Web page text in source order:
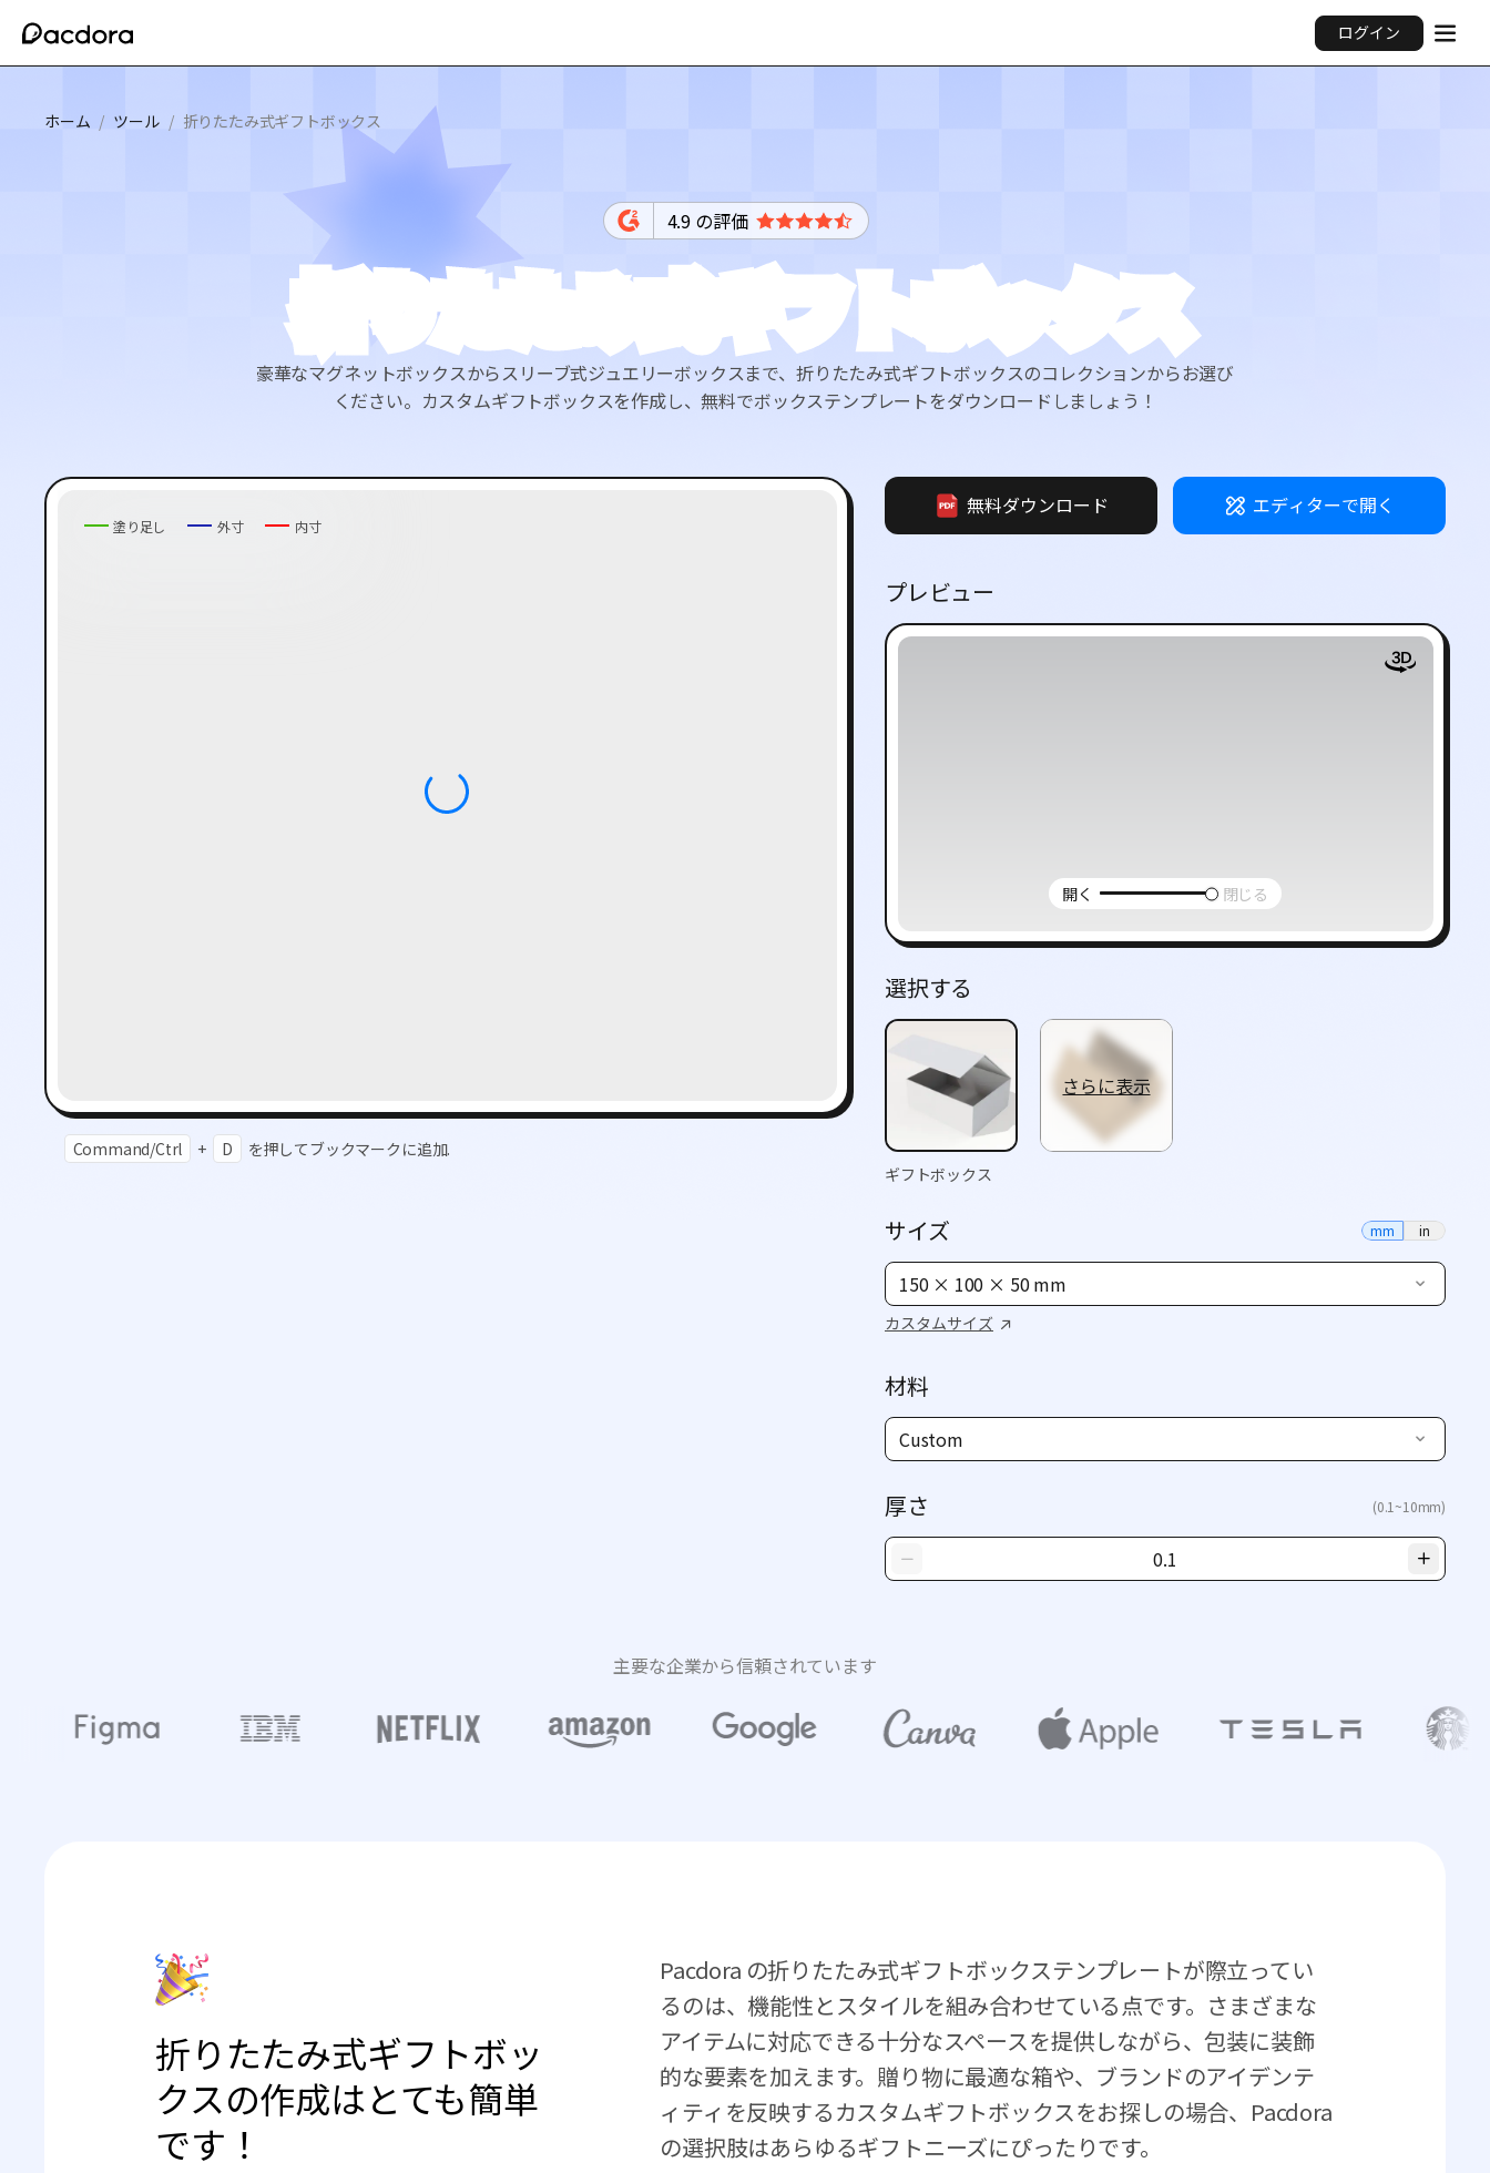
ログイン
ホーム / ツール / 折りたたみ式ギフトボックス
4.9 の評価
折りたたみ式ギフトボックス
豪華なマグネットボックスからスリーブ式ジュエリーボックスまで、折りたたみ式ギフトボックスのコレクションからお選び
ください。カスタムギフトボックスを作成し、無料でボックステンプレートをダウンロードしましょう！
塗り足し 外寸 内寸
Command/Ctrl + D を押してブックマークに追加.
無料ダウンロード エディターで開く
プレビュー
開く 閉じる
選択する
ギフトボックス
さらに表示
サイズ mm in
150 × 100 × 50 mm
カスタムサイズ
材料
Custom
厚さ (0.1~10mm)
主要な企業から信頼されています
折りたたみ式ギフトボッ
クスの作成はとても簡単
です！
Pacdora の折りたたみ式ギフトボックステンプレートが際立ってい
るのは、機能性とスタイルを組み合わせている点です。さまざまな
アイテムに対応できる十分なスペースを提供しながら、包装に装飾
的な要素を加えます。贈り物に最適な箱や、ブランドのアイデンテ
ィティを反映するカスタムギフトボックスをお探しの場合、Pacdora
の選択肢はあらゆるギフトニーズにぴったりです。